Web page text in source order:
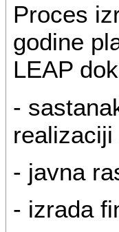
Proces
godine
LEAP
-
- javna
- izrada